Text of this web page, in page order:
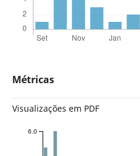
Métricas
Visualizações em PDF
6.0